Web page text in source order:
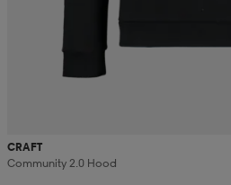
CRAFT
Community 2.0 Hood